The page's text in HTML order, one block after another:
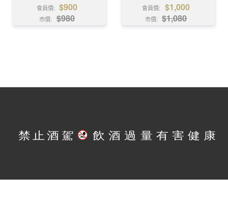
會員價: $900
市價: $980
會員價: $1,000
市價: $1,080
客戶服務